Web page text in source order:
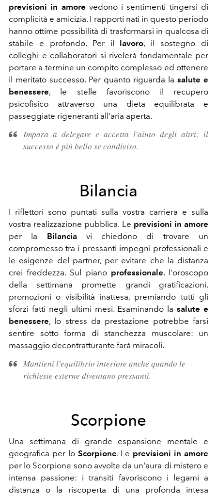
previsioni in amore vedono i sentimenti tingersi di
complicità e amicizia. I rapporti nati in questo periodo
hanno ottime possibilità di trasformarsi in qualcosa di
stabile e profondo. Per il lavoro, il sostegno di
colleghi e collaboratori si rivelerà fondamentale per
portare a termine un compito complesso ed ottenere
il meritato successo. Per quanto riguarda la salute e
benessere, le stelle favoriscono il recupero
psicofisico attraverso una dieta equilibrata e
passeggiate rigeneranti all'aria aperta.
Impara a delegare e accetta l'aiuto degli altri; il
successo è più bello se condiviso.
Bilancia
I riflettori sono puntati sulla vostra carriera e sulla
vostra realizzazione pubblica. Le previsioni in amore
per la Bilanciavi chiedono di trovare un
compromesso tra i pressanti impegni professionali e
le esigenze del partner, per evitare che la distanza
crei freddezza. Sul piano professionale, l'oroscopo
della settimana promette grandi gratificazioni,
promozioni o visibilità inattesa, premiando tutti gli
sforzi fatti negli ultimi mesi. Esaminando lasalute e
benessere, lo stress da prestazione potrebbe farsi
sentire sotto forma di stanchezza muscolare: un
massaggio decontratturante farà miracoli.
Mantieni l'equilibrio interiore anche quando le
richieste esterne diventano pressanti.
Scorpione
Una settimana di grande espansione mentale e
geografica per lo Scorpione. Le previsioni in amore
per lo Scorpione sono avvolte da un'aura di mistero e
intensa passione: i transiti favoriscono i legami a
distanza o la riscoperta di una profonda intesa